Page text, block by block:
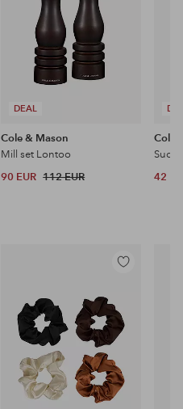
DEAL
Cole & Mason
Mill set Lontoo
90 EUR 112 EUR
Cole
42
Lisää